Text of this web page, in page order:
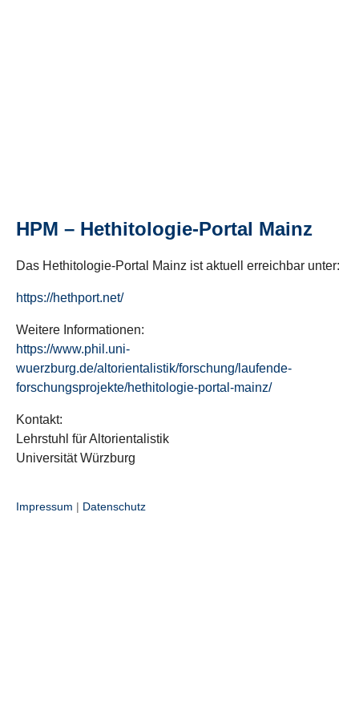
HPM – Hethitologie-Portal Mainz
Das Hethitologie-Portal Mainz ist aktuell erreichbar unter:
https://hethport.net/
Weitere Informationen:
https://www.phil.uni-
wuerzburg.de/altorientalistik/forschung/laufende-
forschungsprojekte/hethitologie-portal-mainz/
Kontakt:
Lehrstuhl für Altorientalistik
Universität Würzburg
Impressum | Datenschutz